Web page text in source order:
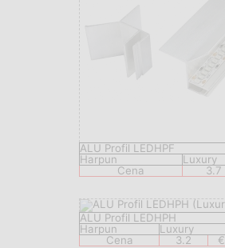
ALU Profil LEDHPF
Harpun
Luxury
Cena
3.7
ALU Profil LEDHPH
Harpun
Luxury
Cena
3.2 €